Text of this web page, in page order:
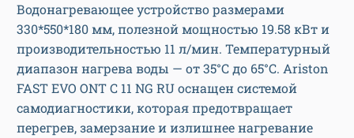
Водонагревающее устройство размерами
330*550*180 мм, полезной мощностью 19.58 кВт и
производительностью 11 л/мин. Температурный
диапазон нагрева воды — от 35°C до 65°C. Ariston
FAST EVO ONT C 11 NG RU оснащен системой
самодиагностики, которая предотвращает
перегрев, замерзание и излишнее нагревание